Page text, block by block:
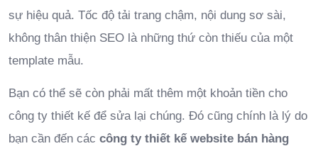
sự hiệu quả. Tốc độ tải trang chậm, nội dung sơ sài,
không thân thiện SEO là những thứ còn thiếu của một
template mẫu.
Bạn có thể sẽ còn phải mất thêm một khoản tiền cho
công ty thiết kế để sửa lại chúng. Đó cũng chính là lý do
bạn cần đến các công ty thiết kế website bán hàng